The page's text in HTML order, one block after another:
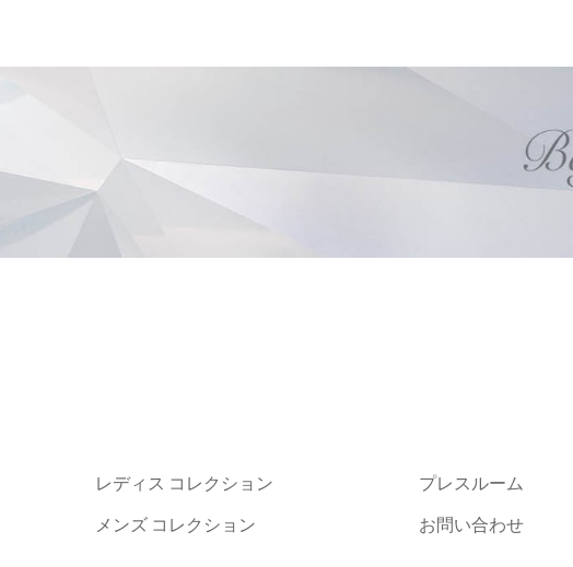
レディス コレクション
メンズ コレクション
プレスルーム
お問い合わせ